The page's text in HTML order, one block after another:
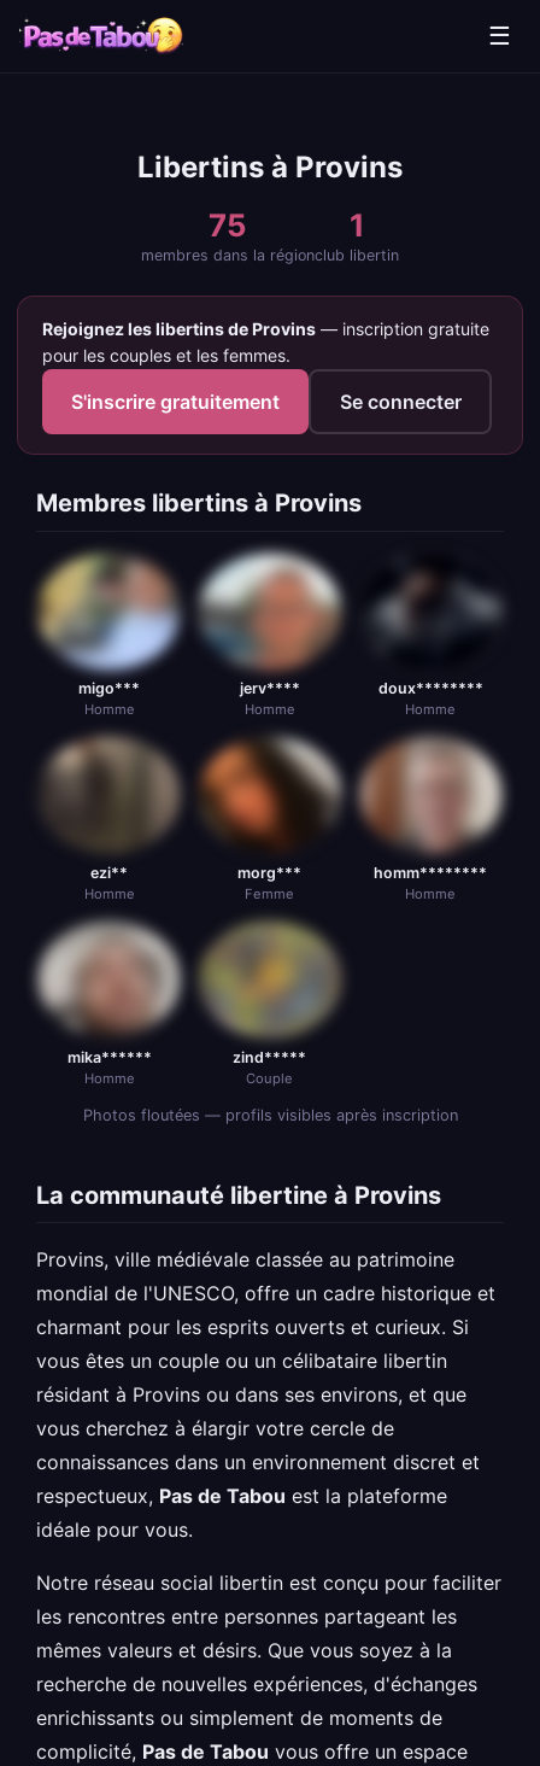
☰
Libertins à Provins
75
membres dans la région
1
club libertin
Rejoignez les libertins de Provins — inscription gratuite
pour les couples et les femmes.
S'inscrire gratuitement Se connecter
Membres libertins à Provins
migo***
Homme
jerv****
Homme
doux********
Homme
ezi**
Homme
morg***
Femme
homm********
Homme
mika******
Homme
zind*****
Couple
Photos floutées — profils visibles après inscription
La communauté libertine à Provins
Provins, ville médiévale classée au patrimoine
mondial de l'UNESCO, offre un cadre historique et
charmant pour les esprits ouverts et curieux. Si
vous êtes un couple ou un célibataire libertin
résidant à Provins ou dans ses environs, et que
vous cherchez à élargir votre cercle de
connaissances dans un environnement discret et
respectueux, Pas de Tabou est la plateforme
idéale pour vous.
Notre réseau social libertin est conçu pour faciliter
les rencontres entre personnes partageant les
mêmes valeurs et désirs. Que vous soyez à la
recherche de nouvelles expériences, d'échanges
enrichissants ou simplement de moments de
complicité, Pas de Tabou vous offre un espace